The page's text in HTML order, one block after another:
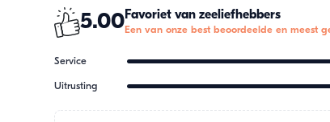
5.00Favoriet van zeeliefhebbers
Een van onze best beoordeelde en meest
Service
Uitrusting